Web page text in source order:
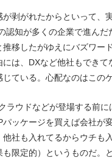
剥がれたからといって、
認知が多くの企業で進ん
移したがゆえにバズワー
には、DXなど他社もでき
ている。心配なのはこのケ
ラウドなどが登場する前
パッケージを買えば会社が
社も入れてるからウチも
限定的）というものだ。